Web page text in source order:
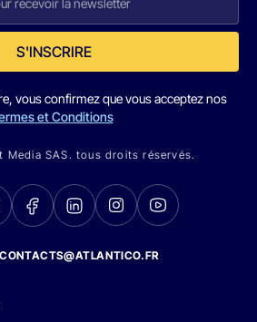
S'INSCRIRE
vous confirmez que vous acceptez nos
et Conditions
Media SAS. tous droits réservés.